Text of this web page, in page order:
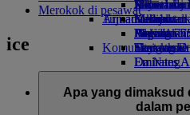
Minuman
Armada kami
Boeing
Emirates
Emirates
Emirates
Denah
Hiburan
Mainan
Aktivitas
Kebijakan
Laporan
Komunitas kami
Emirates
Airline
in a new
Sponsor
Jakarta ke
Tujuan terbaru
Helsinki
Hangzhou
Da Nang
Shenzhen
Siem Reap
Skywards
Masuk ke
Ponsel
Tentang
Merokok di pesawat
ice
Apa yang dimaksud
dalam